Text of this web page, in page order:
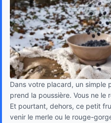
Dans votre placard, un simple
prend la poussière. Vous ne le
Et pourtant, dehors, ce petit
venir le merle ou le rouge-